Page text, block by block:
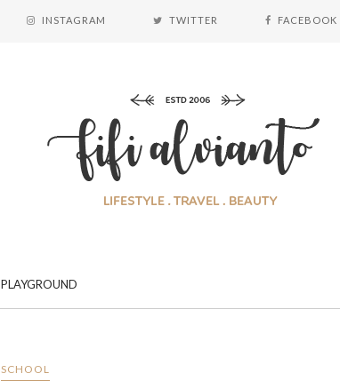
INSTAGRAM TWITTER FACEBOOK
PLAYGROUND
SCHOOL